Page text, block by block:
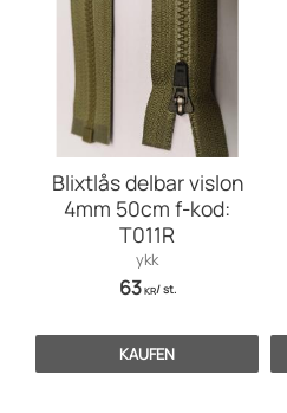
Blixtlås delbar vislon
4mm 50cm f-kod:
T011R
ykk
63KR/st.
KAUFEN